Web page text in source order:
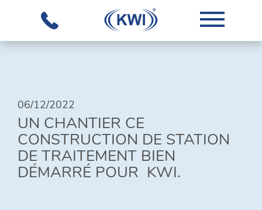
NOTRE
SAVOIR-
FAIRE
ÉQUIPEMENTS
06/12/2022
UN CHANTIER CE
CONSTRUCTION DE STATION
DE TRAITEMENT BIEN
DÉMARRÉ POUR KWI.